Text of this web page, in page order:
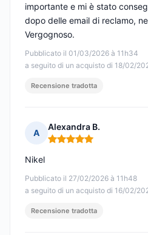
Pubblicato il 01/03/2026 à 11h34
a seguito di un acquisto di 18/02/
importante e mi è stato
dopo delle email di reclamo,
Vergognoso.
Recensione tradotta
A
Alexandra B.
Nota: 5 su 5
Pubblicato il 27/02/2026 à 11h48
a seguito di un acquisto di 16/02/
Nikel
Recensione tradotta